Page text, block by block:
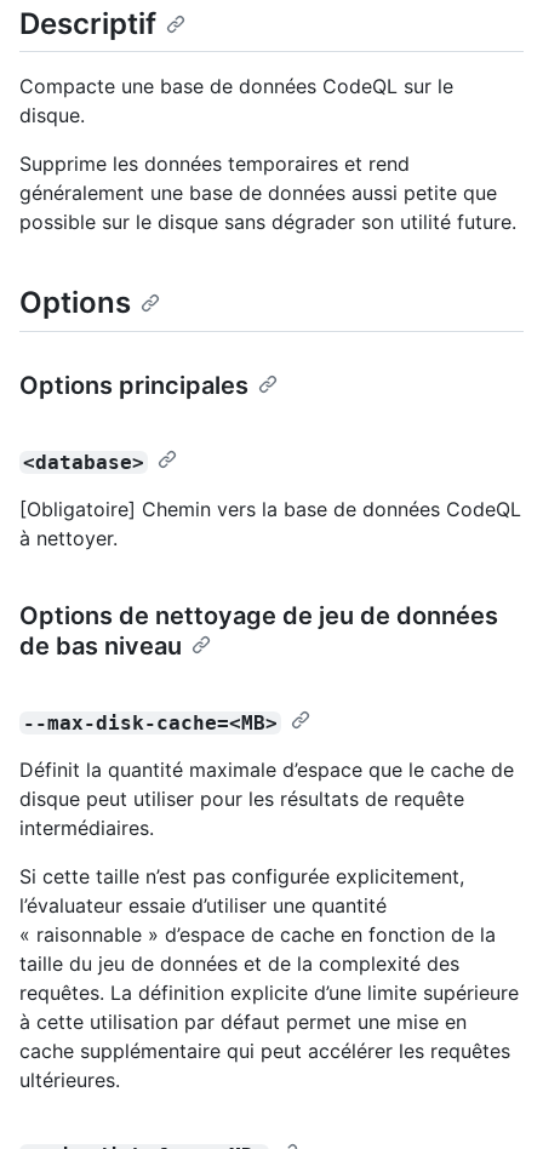
Descriptif
Compacte une base de données CodeQL sur le
disque.
Supprime les données temporaires et rend
généralement une base de données aussi petite que
possible sur le disque sans dégrader son utilité future.
Options
Options principales
<database>
[Obligatoire] Chemin vers la base de données CodeQL
à nettoyer.
Options de nettoyage de jeu de données
de bas niveau
--max-disk-cache=<MB>
Définit la quantité maximale d’espace que le cache de
disque peut utiliser pour les résultats de requête
intermédiaires.
Si cette taille n’est pas configurée explicitement,
l’évaluateur essaie d’utiliser une quantité
« raisonnable » d’espace de cache en fonction de la
taille du jeu de données et de la complexité des
requêtes. La définition explicite d’une limite supérieure
à cette utilisation par défaut permet une mise en
cache supplémentaire qui peut accélérer les requêtes
ultérieures.